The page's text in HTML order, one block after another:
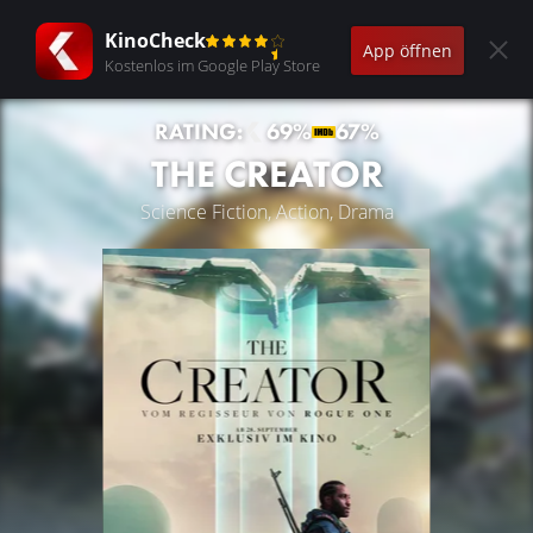
KinoCheck
Kostenlos im Google Play Store
App öffnen
RATING: 69% 67%
THE CREATOR
Science Fiction, Action, Drama